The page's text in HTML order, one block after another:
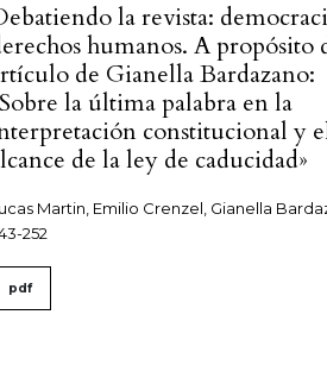
la revista:
humanos. A propósito
de Gianella Bardazano:
la última palabra en la
constitucional y
de la ley de caducidad»
Martin, Emilio Crenzel, Gianella
252
pdf